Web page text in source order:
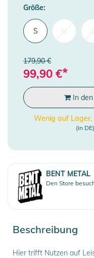
Größe:
S
179,90 €
99,90 €*
In
Wenig auf
(in DE)
BENT METAL
Den Store
Beschreibung
Hier trifft Nutzen auf